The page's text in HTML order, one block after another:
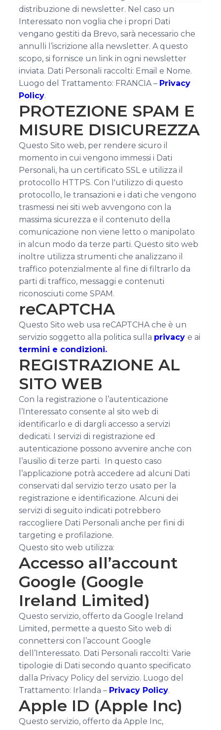
distribuzione di newsletter. Nel caso un
Interessato non voglia che i propri Dati
vengano gestiti da Brevo, sarà necessario che
annulli l’iscrizione alla newsletter. A questo
scopo, si fornisce un link in ogni newsletter
inviata. Dati Personali raccolti: Email e Nome.
Luogo del Trattamento: FRANCIA – Privacy
Policy.
PROTEZIONE SPAM E
MISURE DISICUREZZA
Questo Sito web, per rendere sicuro il
momento in cui vengono immessi i Dati
Personali, ha un certificato SSL e utilizza il
protocollo HTTPS. Con l'utilizzo di questo
protocollo, le transazioni e i dati che vengono
trasmessi nei siti web avvengono con la
massima sicurezza e il contenuto della
comunicazione non viene letto o manipolato
in alcun modo da terze parti. Questo sito web
inoltre utilizza strumenti che analizzano il
traffico potenzialmente al fine di filtrarlo da
parti di traffico, messaggi e contenuti
riconosciuti come SPAM.
reCAPTCHA
Questo Sito web usa reCAPTCHA che è un
servizio soggetto alla politica sulla privacy e ai
termini e condizioni.
REGISTRAZIONE AL
SITO WEB
Con la registrazione o l’autenticazione
l’Interessato consente al sito web di
identificarlo e di dargli accesso a servizi
dedicati. I servizi di registrazione ed
autenticazione possono avvenire anche con
l’ausilio di terze parti. In questo caso
l’applicazione potrà accedere ad alcuni Dati
conservati dal servizio terzo usato per la
registrazione e identificazione. Alcuni dei
servizi di seguito indicati potrebbero
raccogliere Dati Personali anche per fini di
targeting e profilazione.
Questo sito web utilizza:
Accesso all’account
Google (Google
Ireland Limited)
Questo servizio, offerto da Google Ireland
Limited, permette a questo Sito web di
connettersi con l’account Google
dell’Interessato. Dati Personali raccolti: Varie
tipologie di Dati secondo quanto specificato
dalla Privacy Policy del servizio. Luogo del
Trattamento: Irlanda – Privacy Policy.
Apple ID (Apple Inc)
Questo servizio, offerto da Apple Inc,